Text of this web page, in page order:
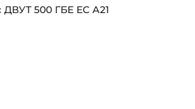
ДВУТ 500 ГБЕ ЕС А21